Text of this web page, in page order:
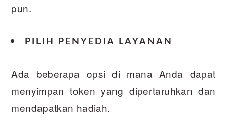
pun.
PILIH PENYEDIA LAYANAN
Ada beberapa opsi di mana Anda dapat
menyimpan token yang dipertaruhkan dan
mendapatkan hadiah.